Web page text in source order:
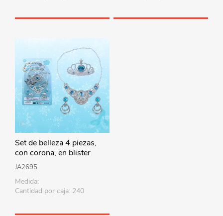
Set de belleza 4 piezas,
con corona, en blister
JA2695
Medida:
Cantidad por caja: 240